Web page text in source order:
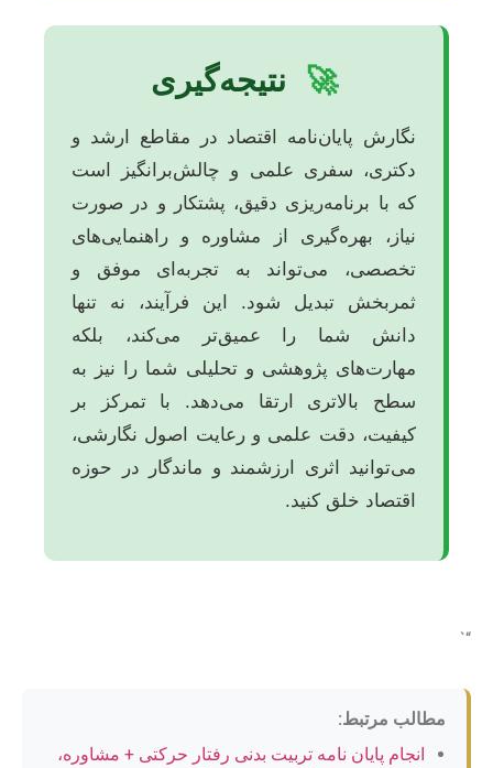
🚀 نتیجه‌گیری
نگارش پایان‌نامه اقتصاد در مقاطع ارشد و
دکتری، سفری علمی و چالش‌برانگیز است
که با برنامه‌ریزی دقیق، پشتکار و در صورت
نیاز، بهره‌گیری از مشاوره و راهنمایی‌های
تخصصی، می‌تواند به تجربه‌ای موفق و
ثمربخش تبدیل شود. این فرآیند، نه تنها
دانش شما را عمیق‌تر می‌کند، بلکه
مهارت‌های پژوهشی و تحلیلی شما را نیز به
سطح بالاتری ارتقا می‌دهد. با تمرکز بر
کیفیت، دقت علمی و رعایت اصول نگارشی،
می‌توانید اثری ارزشمند و ماندگار در حوزه
اقتصاد خلق کنید.
“`
مطالب مرتبط:
انجام پایان نامه تربیت بدنی رفتار حرکتی + مشاوره،